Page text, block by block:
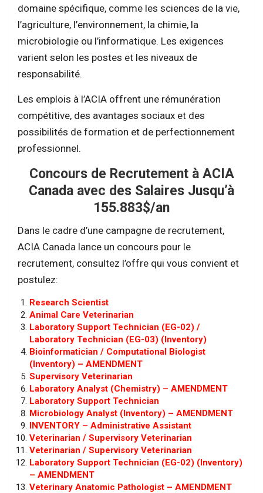
domaine spécifique, comme les sciences de la vie,
l’agriculture, l’environnement, la chimie, la
microbiologie ou l’informatique. Les exigences
varient selon les postes et les niveaux de
responsabilité.
Les emplois à l’ACIA offrent une rémunération
compétitive, des avantages sociaux et des
possibilités de formation et de perfectionnement
professionnel.
Concours de Recrutement à ACIA
Canada avec des Salaires Jusqu’à
155.883$/an
Dans le cadre d’une campagne de recrutement,
ACIA Canada lance un concours pour le
recrutement, consultez l’offre qui vous convient et
postulez:
Research Scientist
Animal Care Veterinarian
Laboratory Support Technician (EG-02) /
Laboratory Technician (EG-03) (Inventory)
Bioinformatician / Computational Biologist
(Inventory) – AMENDMENT
Supervisory Veterinarian
Laboratory Analyst (Chemistry) – AMENDMENT
Laboratory Support Technician
Microbiology Analyst (Inventory) – AMENDMENT
INVENTORY – Administrative Assistant
Veterinarian / Supervisory Veterinarian
Veterinarian / Supervisory Veterinarian
Laboratory Support Technician (EG-02) (Inventory)
– AMENDMENT
Veterinary Anatomic Pathologist – AMENDMENT